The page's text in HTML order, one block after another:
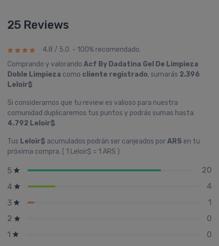
25 Reviews
4.8 / 5.0 - 100% recomendado.
Comprando y valorando Acf By Dadatina Gel De Limpieza
Doble Limpieza como cliente registrado, sumarás 2.396
Leloir$
Si consideramos que tu review es valioso para nuestra
comunidad duplicaremos tus puntos y podrás sumas hasta
4.792 Leloir$.
Tus Leloir$ acumulados podrán ser canjeados porARS en tu
próxima compra. ( 1 Leloir$ = 1 ARS )
5
20
4
4
3
1
2
0
1
0